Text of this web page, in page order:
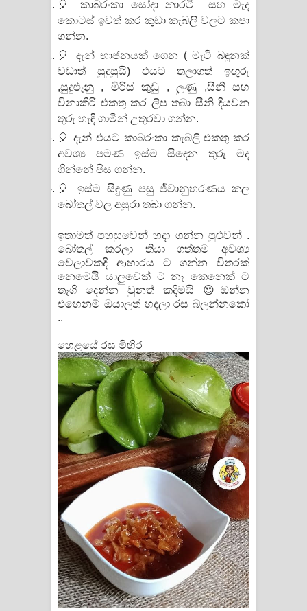
පෙළ
🎈 කාබරංකා සෝදා නාරටි සහ මැද
කොටස් ඉවත් කර කුඩා කැබලි වලට කපා
ගන්න.
🎈 දැන් භාජනයක් ගෙන ( මැටි බඳුනක්
වඩාත් සුදුසුයි) එයට තලාගත් ඉඟුරු
,සුදුළූනු , මිරිස් කුඩු , ලුණු ,සීනි සහ
විනාකිරි එකතු කර ලිප තබා සීනි දියවන
තුරු හැඳි ගාමින් උතුරවා ගන්න.
🎈 දැන් එයට කාබරංකා කැබලි එකතු කර
අවශ්‍ය පමණ ඉස්ම සිඳෙන තුරු මද
ගින්නේ පිස ගන්න.
🎈 ඉස්ම සිඳුණු පසු ජීවානුහරණය කල
බෝතල් වල අසුරා තබා ගන්න.
ඉතාමත් පහසුවෙන් හදා ගන්න පුළුවන් .
බෝතල් කරලා තියා ගත්තම අවශ්‍ය
වෙලාවකදි ආහාරය ට ගන්න විතරක්
නෙමෙයි යාලුවෙක් ට නෑ කෙනෙක් ට
තෑගි දෙන්න වුනත් කදිමයි 😍ඔන්න
එහෙනම් ඔයාලත් හදලා රස බලන්නකෝ
..
හෙළයේ රස මිහිර